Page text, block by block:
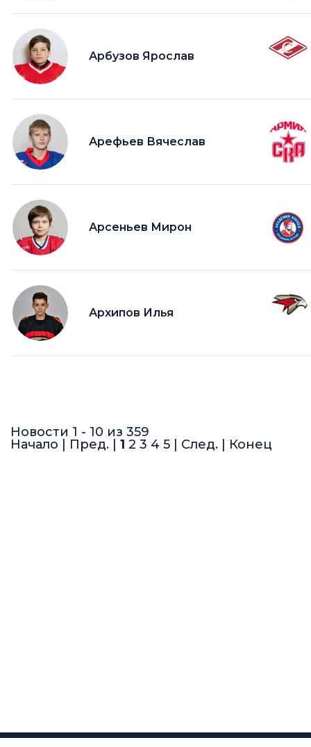
Арбузов Ярослав
Арефьев Вячеслав
Арсеньев Мирон
Архипов Илья
Новости 1 - 10 из 359
Начало | Пред. | 1 2 3 4 5 След. Конец